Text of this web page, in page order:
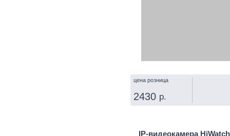
цена розница
2430 р.
IP‑видеокамера